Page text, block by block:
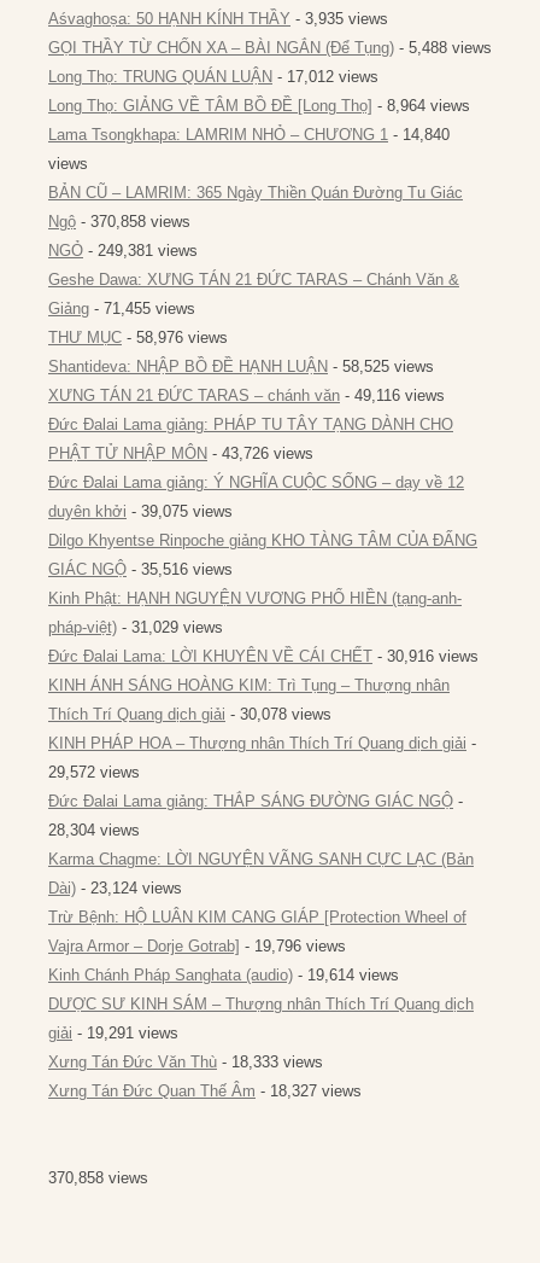
Aśvaghoṣa: 50 HẠNH KÍNH THẦY - 3,935 views
GỌI THẦY TỪ CHỐN XA – BÀI NGẮN (Để Tụng) - 5,488 views
Long Thọ: TRUNG QUÁN LUẬN - 17,012 views
Long Thọ: GIẢNG VỀ TÂM BỒ ĐỀ [Long Thọ] - 8,964 views
Lama Tsongkhapa: LAMRIM NHỎ – CHƯƠNG 1 - 14,840
views
BẢN CŨ – LAMRIM: 365 Ngày Thiền Quán Đường Tu Giác
Ngộ - 370,858 views
NGỎ - 249,381 views
Geshe Dawa: XƯNG TÁN 21 ĐỨC TARAS – Chánh Văn &
Giảng - 71,455 views
THƯ MỤC - 58,976 views
Shantideva: NHẬP BỒ ĐỀ HẠNH LUẬN - 58,525 views
XƯNG TÁN 21 ĐỨC TARAS – chánh văn - 49,116 views
Đức Đalai Lama giảng: PHÁP TU TÂY TẠNG DÀNH CHO
PHẬT TỬ NHẬP MÔN - 43,726 views
Đức Đalai Lama giảng: Ý NGHĨA CUỘC SỐNG – dạy về 12
duyên khởi - 39,075 views
Dilgo Khyentse Rinpoche giảng KHO TÀNG TÂM CỦA ĐẤNG
GIÁC NGỘ - 35,516 views
Kinh Phật: HẠNH NGUYỆN VƯƠNG PHỔ HIỀN (tạng-anh-
pháp-việt) - 31,029 views
Đức Đalai Lama: LỜI KHUYÊN VỀ CÁI CHẾT - 30,916 views
KINH ÁNH SÁNG HOÀNG KIM: Trì Tụng – Thượng nhân
Thích Trí Quang dịch giải - 30,078 views
KINH PHÁP HOA – Thượng nhân Thích Trí Quang dịch giải -
29,572 views
Đức Đalai Lama giảng: THẮP SÁNG ĐƯỜNG GIÁC NGỘ -
28,304 views
Karma Chagme: LỜI NGUYỆN VÃNG SANH CỰC LẠC (Bản
Dài) - 23,124 views
Trừ Bệnh: HỘ LUÂN KIM CANG GIÁP [Protection Wheel of
Vajra Armor – Dorje Gotrab] - 19,796 views
Kinh Chánh Pháp Sanghata (audio) - 19,614 views
DƯỢC SƯ KINH SÁM – Thượng nhân Thích Trí Quang dịch
giải - 19,291 views
Xưng Tán Đức Văn Thù - 18,333 views
Xưng Tán Đức Quan Thế Âm - 18,327 views
370,858 views